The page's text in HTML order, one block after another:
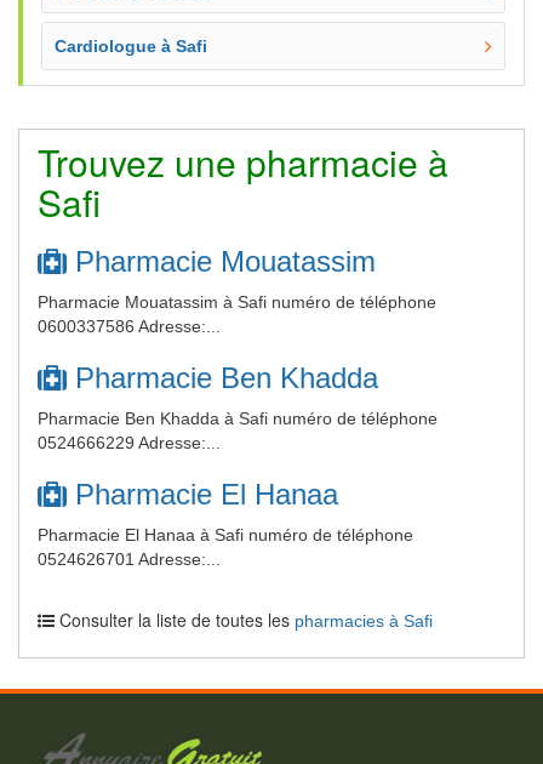
Cardiologue à Safi
Trouvez une pharmacie à
Safi
Pharmacie Mouatassim
Pharmacie Mouatassim à Safi numéro de téléphone
0600337586 Adresse:...
Pharmacie Ben Khadda
Pharmacie Ben Khadda à Safi numéro de téléphone
0524666229 Adresse:...
Pharmacie El Hanaa
Pharmacie El Hanaa à Safi numéro de téléphone
0524626701 Adresse:...
Consulter la liste de toutes les pharmacies à Safi